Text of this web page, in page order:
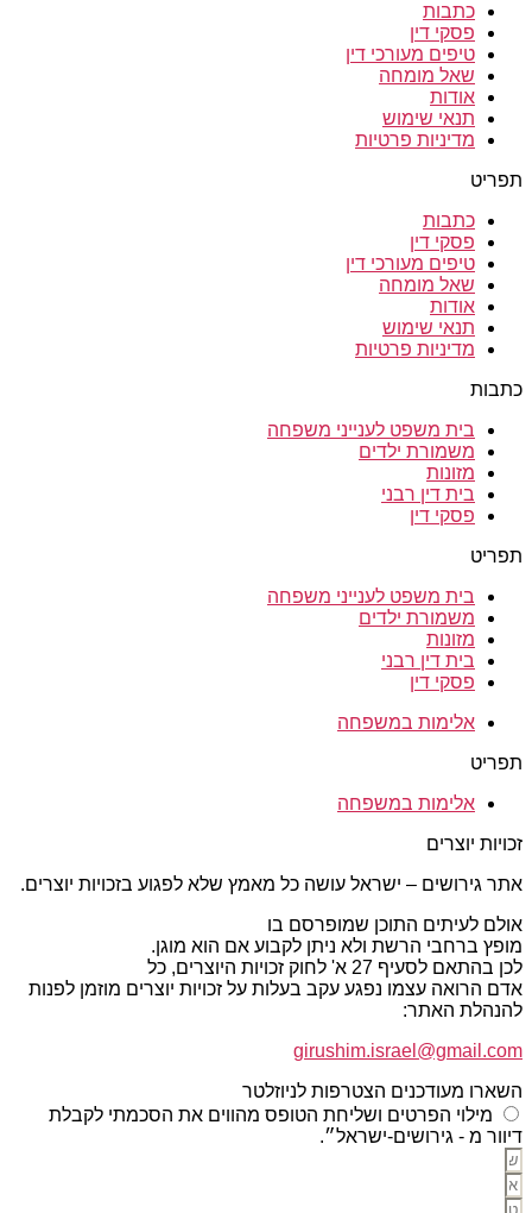
כתבות
פסקי דין
טיפים מעורכי דין
שאל מומחה
אודות
תנאי שימוש
מדיניות פרטיות
תפריט
כתבות
פסקי דין
טיפים מעורכי דין
שאל מומחה
אודות
תנאי שימוש
מדיניות פרטיות
כתבות
בית משפט לענייני משפחה
משמורת ילדים
מזונות
בית דין רבני
פסקי דין
תפריט
בית משפט לענייני משפחה
משמורת ילדים
מזונות
בית דין רבני
פסקי דין
אלימות במשפחה
תפריט
אלימות במשפחה
זכויות יוצרים
אתר גירושים – ישראל עושה כל מאמץ שלא לפגוע בזכויות יוצרים.
אולם לעיתים התוכן שמופרסם בו
מופץ ברחבי הרשת ולא ניתן לקבוע אם הוא מוגן.
לכן בהתאם לסעיף 27 א' לחוק זכויות היוצרים, כל
אדם הרואה עצמו נפגע עקב בעלות על זכויות יוצרים מוזמן לפנות
להנהלת האתר:
girushim.israel@gmail.com
השארו מעודכנים הצטרפות לניוזלטר
מילוי הפרטים ושליחת הטופס מהווים את הסכמתי לקבלת
דיוור מ - גירושים-ישראל״.